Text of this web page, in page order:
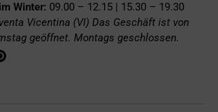
Winter: 09.00 – 12.15 | 15.30 – 19.30
Vicentina (VI) Das Geschäft ist von
geöffnet. Montags geschlossen.